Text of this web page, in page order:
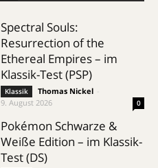
Spectral Souls:
Resurrection of the
Ethereal Empires – im
Klassik-Test (PSP)
Klassik Thomas Nickel
9. August 2026
0
Pokémon Schwarze &
Weiße Edition – im Klassik-
Test (DS)